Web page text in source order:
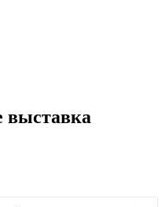
выставка